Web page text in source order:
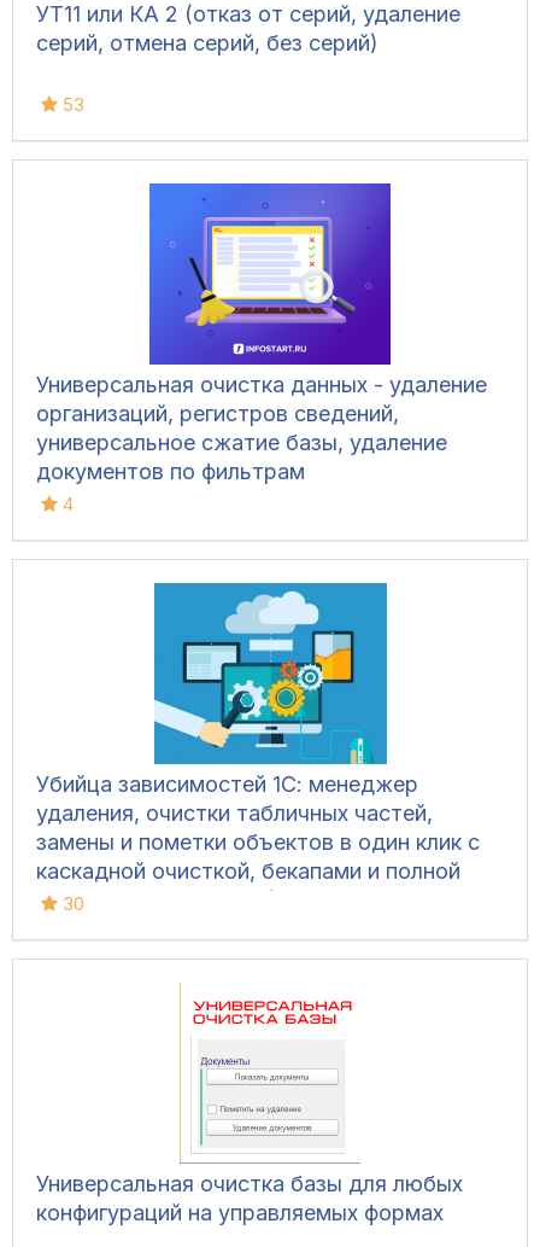
УТ11 или КА 2 (отказ от серий, удаление
серий, отмена серий, без серий)
53
Универсальная очистка данных - удаление
организаций, регистров сведений,
универсальное сжатие базы, удаление
документов по фильтрам
4
Убийца зависимостей 1С: менеджер
удаления, очистки табличных частей,
замены и пометки объектов в один клик с
каскадной очисткой, бекапами и полной
безопасностью базы (Управляемые формы,
30
Универсальная очистка базы для любых
конфигураций на управляемых формах